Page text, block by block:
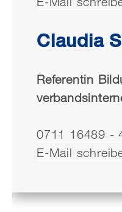
Claudia
Referentin
0711 16489 -
E-Mail